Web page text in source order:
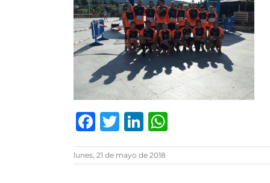
Facebook
TwitterLinkedIn
lunes, 21 de mayo de 2018